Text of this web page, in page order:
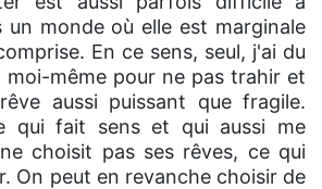
un monde où elle est marginale
En ce sens, seul, j'ai du
moi-même pour ne pas trahir et
aussi puissant que fragile.
qui fait sens et qui aussi me
choisit pas ses rêves, ce qui
On peut en revanche choisir de